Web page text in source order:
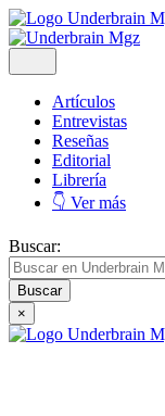
Artículos
Entrevistas
Reseñas
Editorial
Librería
👇 Ver más
Buscar:
×